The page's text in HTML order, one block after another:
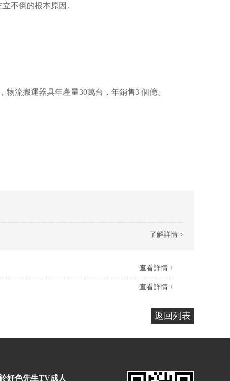
立不倒的根本原因。
物流搬運器具年產量30萬台，年銷售3 個億。
了解詳情 >
查看詳情 +
查看詳情 +
返回列表
好色先生TV成人